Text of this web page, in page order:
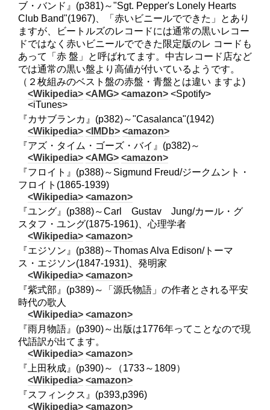
ブ・バンド』(p381)～"Sgt. Pepper's Lonely Hearts
Club Band"(1967)、「赤いビニールでできた」とあり
ますが、ビートルズのレコードには通常の黒いレコー
ドではなく赤いビニールでできた限定版のレ コードも
あって「赤 盤」と呼ばれてます。中古レコード店など
では通常の黒い盤より高値が付いているようです。
（２枚組みのベスト盤の赤盤・青盤とは違い ますよ)
<Wikipedia> <AMG> <amazon> <Spotify>
<iTunes>
『カサブランカ』(p382)～"Casalanca"(1942)
<Wikipedia> <IMDb> <amazon>
『アズ・タイム・ゴーズ・バイ』(p382)～
<Wikipedia> <AMG> <amazon>
『フロイト』(p388)～Sigmund Freud/ジークムント・
フロイト(1865-1939)
<Wikipedia> <amazon>
『ユング』(p388)～Carl Gustav Jung/カール・グ
スタフ・ユング(1875-1961)、心理学者
<Wikipedia> <amazon>
『エジソン』(p388)～Thomas Alva Edison/トーマ
ス・エジソン(1847-1931)、発明家
<Wikipedia> <amazon>
『紫式部』(p389)～「源氏物語」の作者とされる平安
時代の歌人
<Wikipedia> <amazon>
『雨月物語』(p390)～出版は1776年ってことなので現
代語訳が出てます。
<Wikipedia> <amazon>
『上田秋成』(p390)～（1733～1809）
<Wikipedia> <amazon>
『スフィンクス』(p393,p396)
<Wikipedia> <amazon>